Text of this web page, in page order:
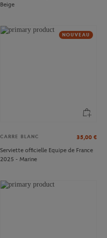
Beige
NOUVEAU
CARRE BLANC 35,00 €
Serviette officielle Equipe de France
2025 - Marine